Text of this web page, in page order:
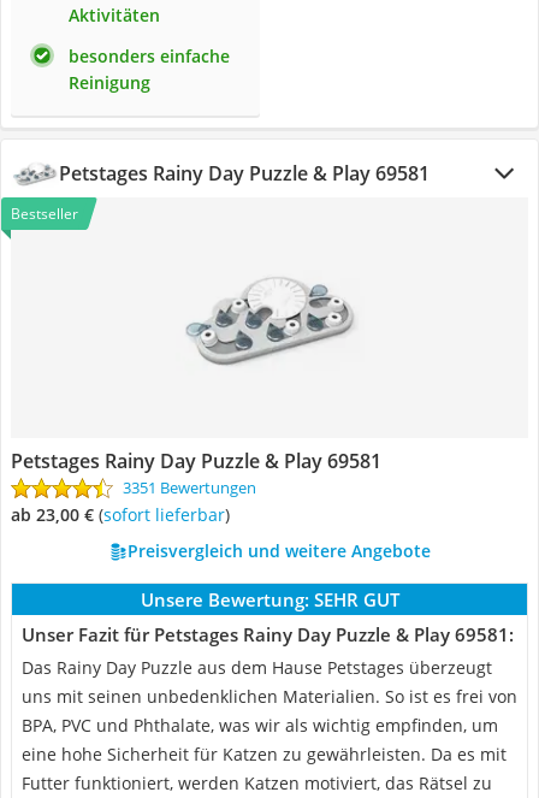
Aktivitäten
besonders einfache
Reinigung
Petstages Rainy Day Puzzle & Play 69581
Bestseller
Petstages Rainy Day Puzzle & Play 69581
3351 Bewertungen
ab 23,00 € ( Sofort lieferbar)
Preisvergleich und weitere Angebote
Unsere Bewertung: SEHR GUT
Unser Fazit für Petstages Rainy Day Puzzle & Play 69581:
Das Rainy Day Puzzle aus dem Hause Petstages überzeugt
uns mit seinen unbedenklichen Materialien. So ist es frei von
BPA, PVC und Phthalate, was wir als wichtig empfinden, um
eine hohe Sicherheit für Katzen zu gewährleisten. Da es mit
Futter funktioniert, werden Katzen motiviert, das Rätsel zu